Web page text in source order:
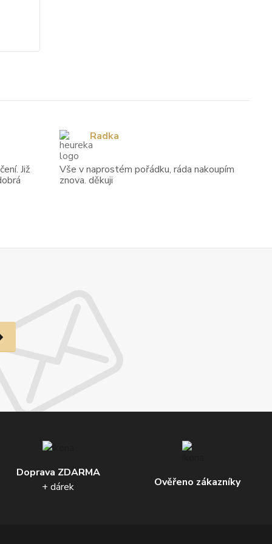
Doprava ZDARMA
+ dárek
Ověřeno zákazníky
Již
Vše v naprostém pořádku, ráda nakoupím
znova. děkuji
Radka